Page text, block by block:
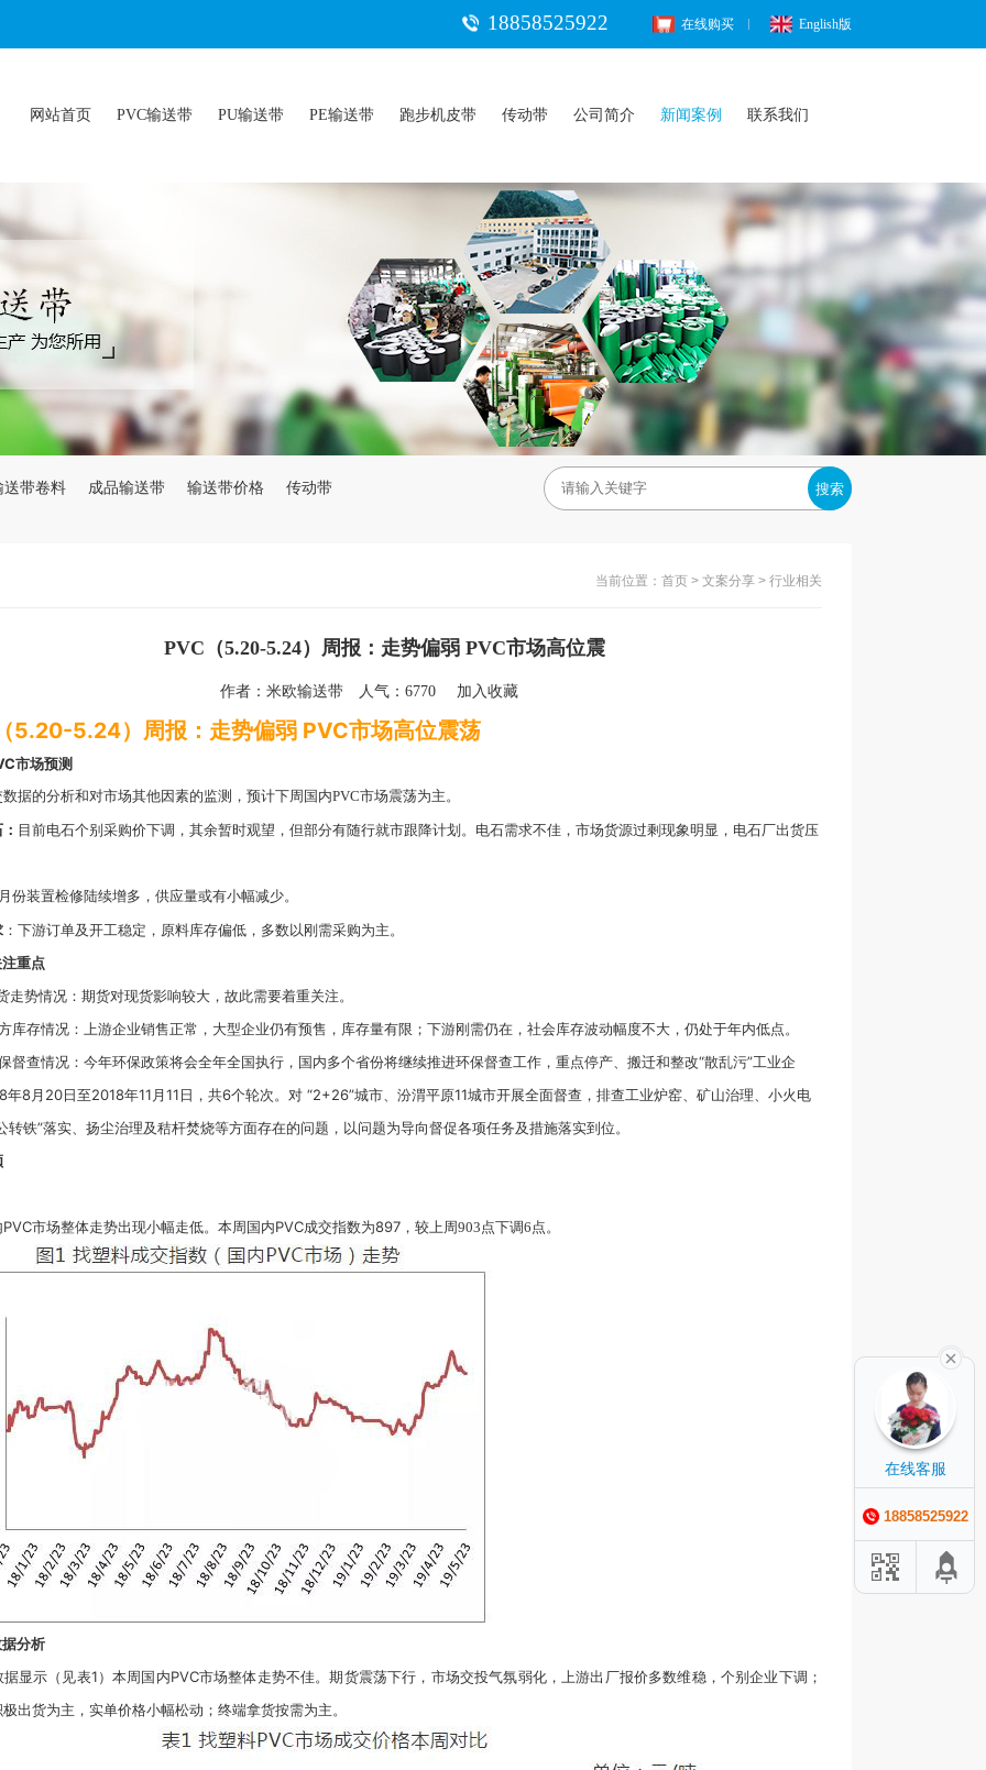
18858525922 在线购买 English版
网站首页 PVC输送带 PU输送带 PE输送带 跑步机皮带 传动带 公司简介 新闻案例 联系我们
送带卷料 成品输送带 输送带价格 传动带 搜索
当前位置： 首页 > 文案分享 > 行业相关
PVC（5.20-5.24）周报：走势偏弱 PVC市场高位震
作者： 米欧输送带人气：6770 加入收藏
5.20-5.24）周报：走势偏弱 PVC市场高位震荡
市场预测
据的分析和对市场其他因素的监测，预计下周国内PVC市场震荡为主。
目前电石个别采购价下调，其余暂时观望，但部分有随行就市跟降计划。电石需求不佳，市场货源过剩现象明显，电石厂出货压
月份装置检修陆续增多，供应量或有小幅减少。
：下游订单及开工稳定，原料库存偏低，多数以刚需采购为主。
重点
走势情况：期货对现货影响较大，故此需要着重关注。
方库存情况：上游企业销售正常，大型企业仍有预售，库存量有限；下游刚需仍在，社会库存波动幅度不大，仍处于年内低点。
保督查情况：今年环保政策将会全年全国执行，国内多个省份将继续推进环保督查工作，重点停产、搬迁和整改“散乱污”工业企
年8月20日至2018年11月11日，共6个轮次。对 “2+26”城市、汾渭平原11城市开展全面督查，排查工业炉窑、矿山治理、小火电
转铁”落实、扬尘治理及秸杆焚烧等方面存在的问题，以问题为导向督促各项任务及措施落实到位。
市场整体走势出现小幅走低。本周国内PVC成交指数为897， 较上周903点下调6点。
分析
显示（见表1）本周国内PVC市场整体走势不佳。期货震荡下行，市场交投气氛弱化，上游出厂报价多数维稳，个别企业下调；
出货为主，实单价格小幅松动；终端拿货按需为主。
在线客服
18858525922